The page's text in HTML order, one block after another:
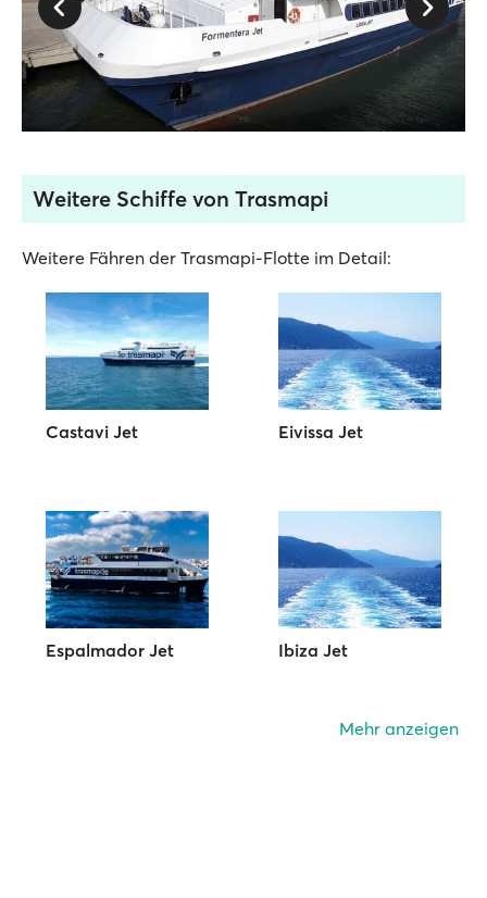
Weitere Schiffe von Trasmapi
Weitere Fähren der Trasmapi-Flotte im Detail:
Castavi Jet Eivissa Jet
Espalmador Jet Ibiza Jet
Mehr anzeigen